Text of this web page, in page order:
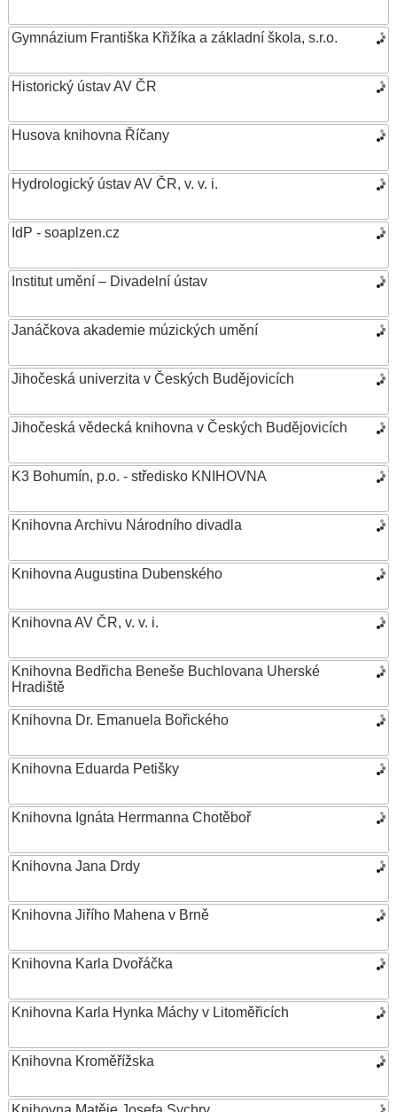
Gymnázium Františka Křižíka a základní škola, s.r.o.
Historický ústav AV ČR
Husova knihovna Říčany
Hydrologický ústav AV ČR, v. v. i.
IdP - soaplzen.cz
Institut umění – Divadelní ústav
Janáčkova akademie múzických umění
Jihočeská univerzita v Českých Budějovicích
Jihočeská vědecká knihovna v Českých Budějovicích
K3 Bohumín, p.o. - středisko KNIHOVNA
Knihovna Archivu Národního divadla
Knihovna Augustina Dubenského
Knihovna AV ČR, v. v. i.
Knihovna Bedřicha Beneše Buchlovana Uherské
Hradiště
Knihovna Dr. Emanuela Bořického
Knihovna Eduarda Petišky
Knihovna Ignáta Herrmanna Chotěboř
Knihovna Jana Drdy
Knihovna Jiřího Mahena v Brně
Knihovna Karla Dvořáčka
Knihovna Karla Hynka Máchy v Litoměřicích
Knihovna Kroměřížska